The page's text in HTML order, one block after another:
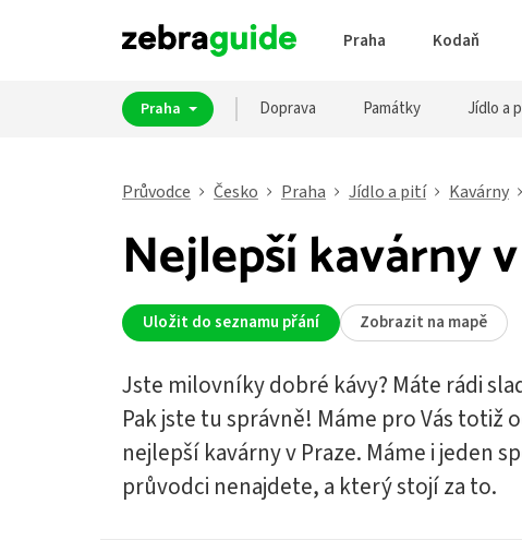
Praha Kodaň
Praha Doprava Památky Jídlo a
Průvodce Česko Praha Jídlo a pití Kavárny
Nejlepší kavárny
Uložit do seznamu přání Zobrazit na mapě
Jste milovníky dobré kávy? Máte rádi
Pak jste tu správně! Máme pro Vás totiž
nejlepší kavárny v Praze. Máme i jeden
průvodci nenajdete, a který stojí za to.